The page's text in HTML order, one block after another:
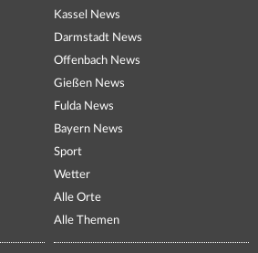
Kassel News
Darmstadt News
Offenbach News
Gießen News
Fulda News
Bayern News
Sport
Wetter
Alle Orte
Alle Themen